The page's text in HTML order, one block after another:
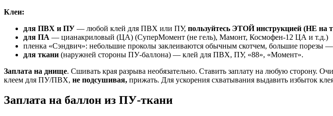
Клеи:
для ПВХ и ПУ — любой клей для ПВХ или ПУ, пользуйтесь ЭТОЙ инструкцией (НЕ на
для ПА — цианакриловый (ЦА) (СуперМомент (не гель), Мамонт, Космофен-12 ЦА и т.д.)
пленка «Сэндвич»: небольшие проколы заклеиваются обычным скотчем, большие порезы
для ткани (наружней стороны ПУ-баллона) — клей для ПВХ, ПУ, «88», «Момент».
Заплата на днище. Сшивать края разрыва необязательно. Ставить заплату на любую сторону.
клеем для ПУ/ПВХ, не подсушивая, прижать. Для ускорения схватывания выдавить избыток
Заплата на баллон из ПУ-ткани